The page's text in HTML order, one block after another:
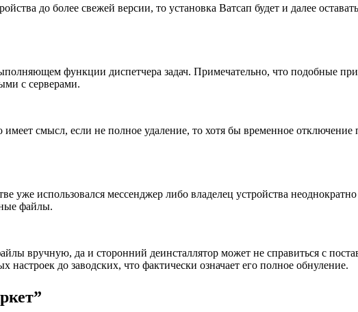
до более свежей версии, то установка Ватсап будет и далее
функции диспетчера задач. Примечательно, что подобные
с серверами.
смысл, если не полное удаление, то хотя бы временное отключение
уже использовался мессенджер либо владелец устройства неоднократно
файлы.
вручную, да и сторонний деинсталлятор может не справиться с
до заводских, что фактически означает его полное обнуление.